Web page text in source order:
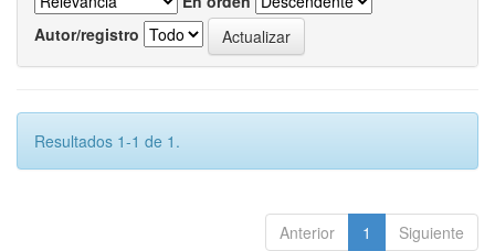
Autor/registro
Resultados 1-1 de 1.
Anterior 1 Siguiente